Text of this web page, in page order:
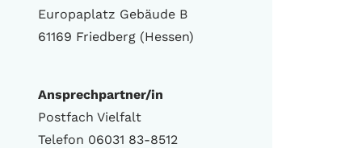
Europaplatz Gebäude B
61169 Friedberg (Hessen)
Ansprechpartner/in
Postfach Vielfalt
Telefon 06031 83-8512